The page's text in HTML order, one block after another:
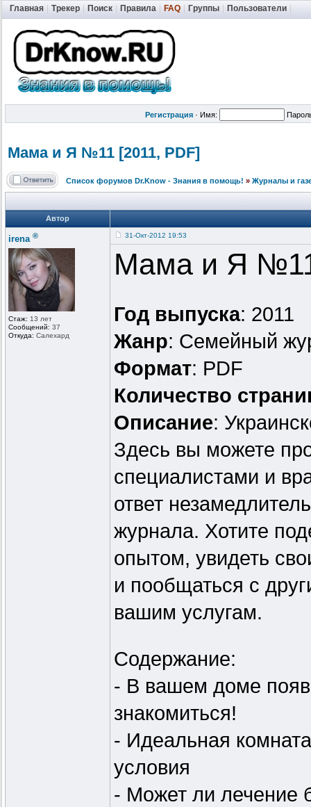
Главная Трекер Поиск Правила FAQ Группы Пользователи
Регистрация · Имя:
Мама и Я №11 [2011, PDF]
Список форумов Dr.Know - Знания в помощь! » Журналы и
Автор
irena ®
Стаж: 13 лет
Сообщений: 37
Откуда: Салехард
31-Окт-2012 19:53
Мама и Я
Год выпуска: 2011
Жанр: Семейный
Формат: PDF
Количество
Описание:
Здесь вы можете
специалистами и
ответ
журнала. Хотите
опытом, увидеть
и пообщаться с
вашим услугам.
Содержание:
- В вашем доме
знакомиться!
- Идеальная
условия
- Может ли лечение